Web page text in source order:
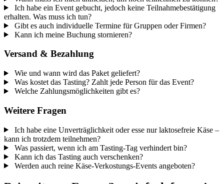
Ich habe ein Event gebucht, jedoch keine Teilnahmebestätigung
erhalten. Was muss ich tun?
Gibt es auch individuelle Termine für Gruppen oder Firmen?
Kann ich meine Buchung stornieren?
Versand & Bezahlung
Wie und wann wird das Paket geliefert?
Was kostet das Tasting? Zahlt jede Person für das Event?
Welche Zahlungsmöglichkeiten gibt es?
Weitere Fragen
Ich habe eine Unverträglichkeit oder esse nur laktosefreie Käse –
kann ich trotzdem teilnehmen?
Was passiert, wenn ich am Tasting-Tag verhindert bin?
Kann ich das Tasting auch verschenken?
Werden auch reine Käse-Verkostungs-Events angeboten?